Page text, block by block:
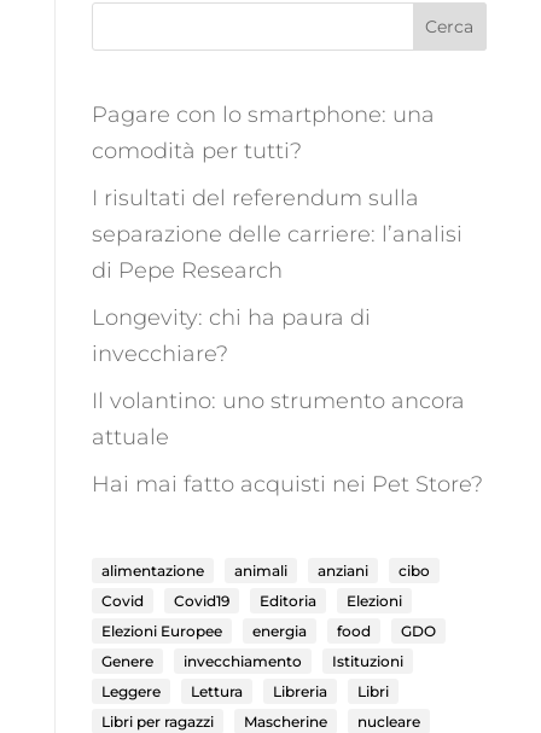
Cerca
Pagare con lo smartphone: una
comodità per tutti?
I risultati del referendum sulla
separazione delle carriere: l’analisi
di Pepe Research
Longevity: chi ha paura di
invecchiare?
Il volantino: uno strumento ancora
attuale
Hai mai fatto acquisti nei Pet Store?
alimentazione animali anziani
cibo
Covid
Covid19 Editoria
Elezioni
Elezioni Europee
energia food
GDO
Genere
invecchiamento
Istituzioni
Leggere
Lettura Libreria
Libri
Libri per ragazzi
Mascherine
nucleare